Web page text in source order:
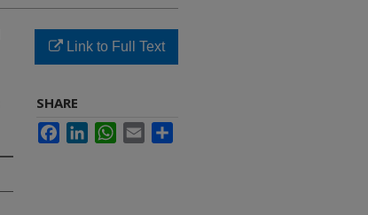
Link to Full Text
SHARE
FacebookLinkedInWhatsApp
Email